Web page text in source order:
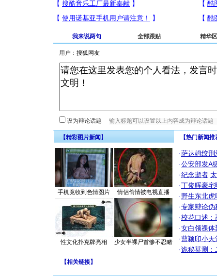
我来说两句 全部跟贴 精华区
用户：
设为辩论话题
【精彩图片新闻】
手机竟收到色情图片 情侣偷情被电视直播
性文化扑克牌亮相 少女半裸尸首惨不忍睹
【热门新闻
·萨达姆绞刑
·公安部发A
·纪念逝者
·丁俊晖豪
·野生东北
·专家辩论伪
·校花口述：
·女白领祼体
·曹颖印小天
·诡秘莫测：
【相关链接】